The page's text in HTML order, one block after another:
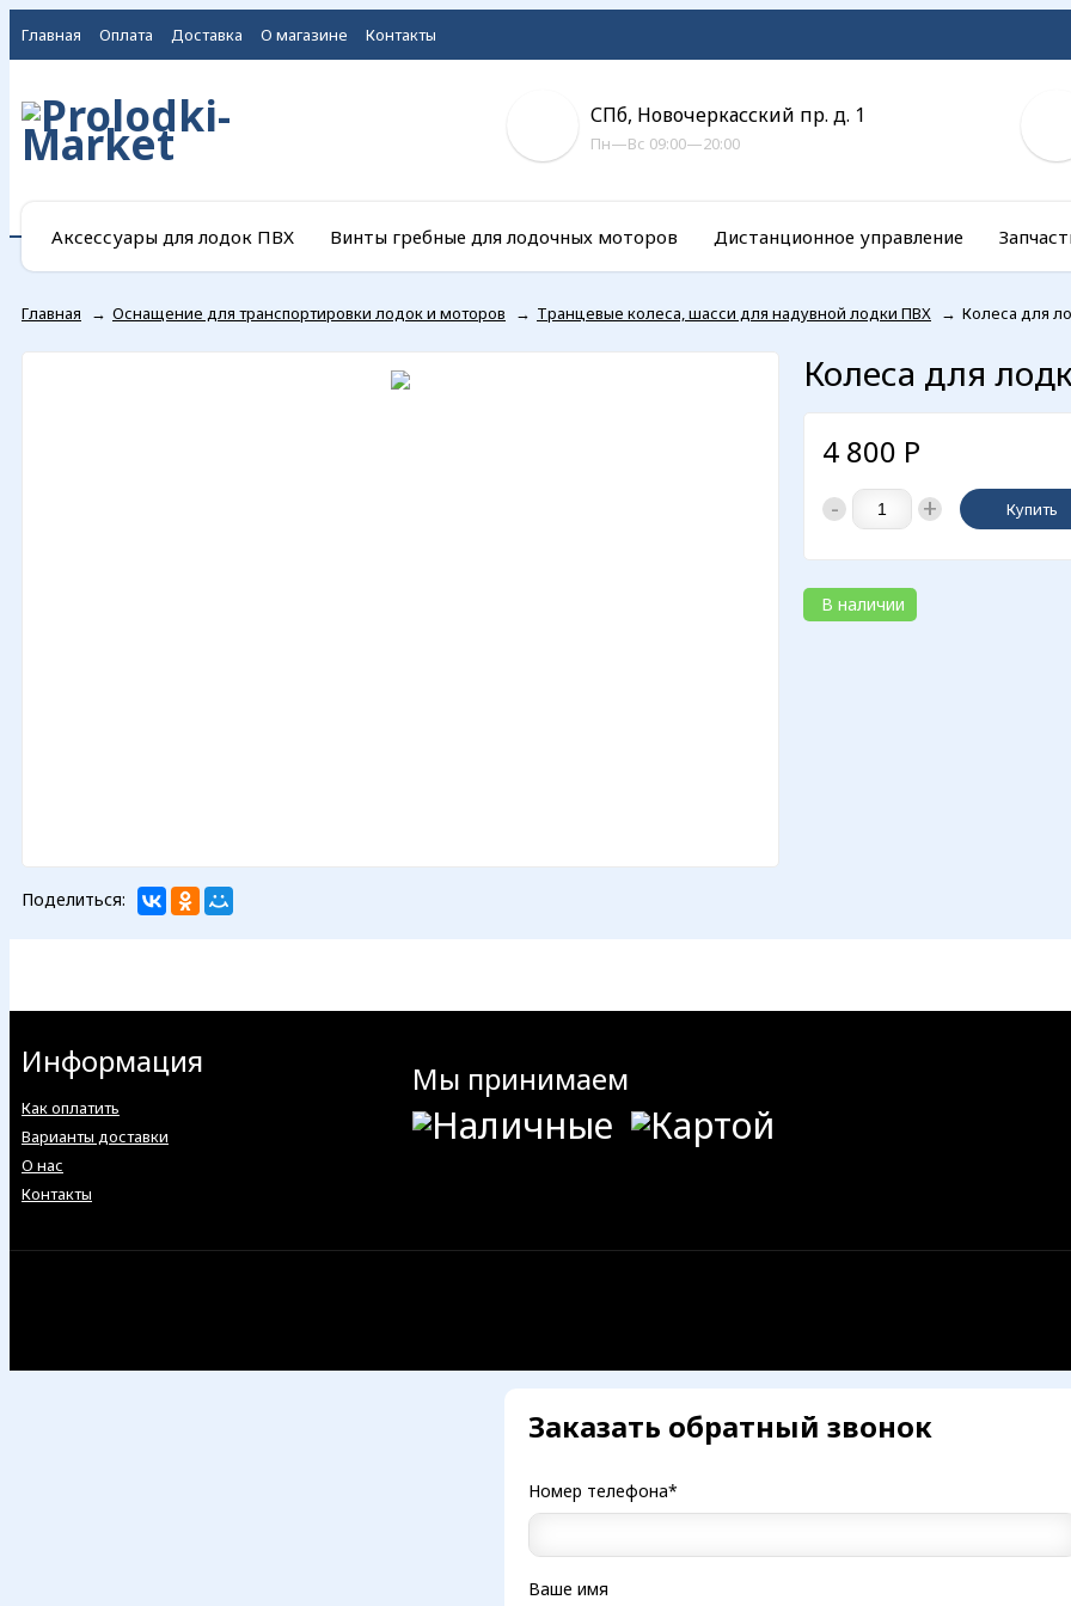
Главная Оплата Доставка О магазине Контакты
СПб, Новочеркасский пр. д. 1
Пн—Вс 09:00—20:00
Аксессуары для лодок ПВХ Винты гребные для лодочных моторов Дистанционное управление
Главная → Оснащение для транспортировки лодок и моторов → Транцевые колеса, шасси для надувной лодки ПВХ → Колеса для
Поделиться:
Колеса для
4 800 Р
- + Купить
В наличии
Информация
Как оплатить
Варианты доставки
О нас
Контакты
Мы принимаем
Заказать обратный звонок
Номер телефона*
Ваше имя